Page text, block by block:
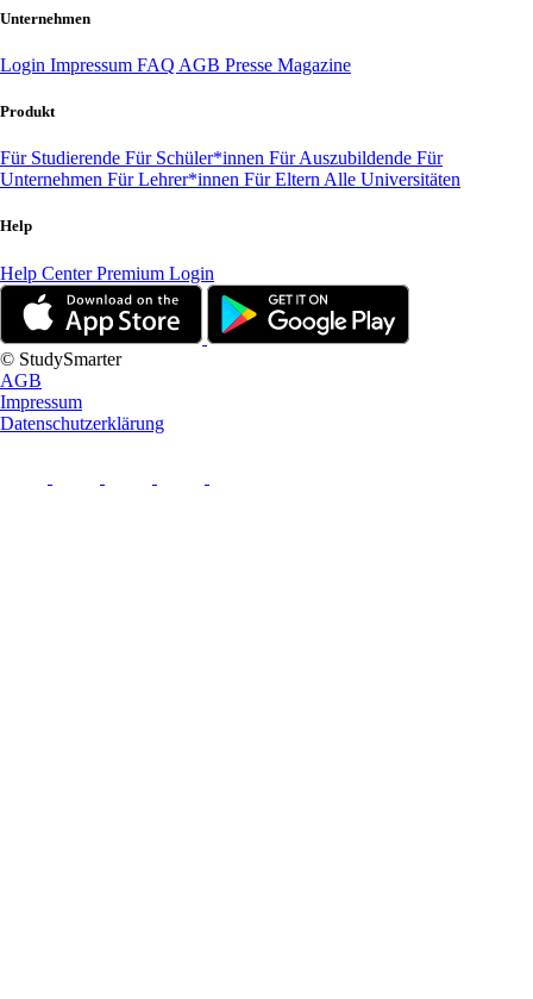
Unternehmen
Login Impressum FAQ AGB Presse Magazine
Produkt
Für Studierende Für Schüler*innen Für Auszubildende Für
Unternehmen Für Lehrer*innen Für Eltern Alle Universitäten
Help
Help CenterPremium Login
© StudySmarter
AGB
Impressum
Datenschutzerklärung